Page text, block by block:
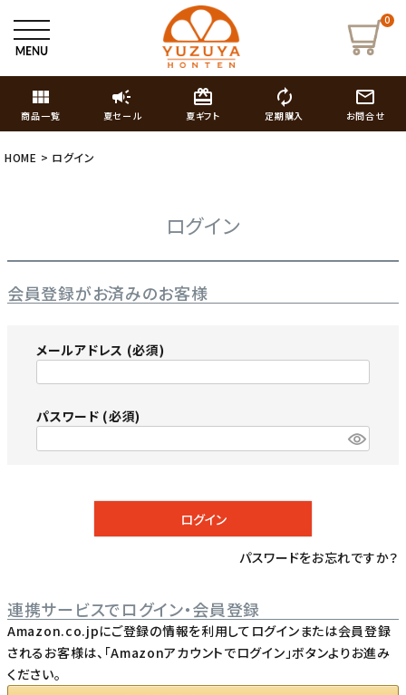
0
view_module
商品一覧
campaign
夏セール
card_giftcard
夏ギフト
autorenew
定期購入
mail_outline
お問合せ
HOME ログイン
ログイン
会員登録がお済みのお客様
メールアドレス (必須)
パスワード (必須)
ログイン
パスワードをお忘れですか？
連携サービスでログイン・会員登録
Amazon.co.jpにご登録の情報を利用してログインまたは会員登録
されるお客様は、「Amazonアカウントでログイン」ボタンよりお進み
ください。